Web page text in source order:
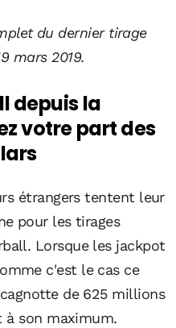
du dernier tirage
mars 2019.
depuis la
votre part des
étrangers tentent leur
pour les tirages
Lorsque les jackpot
c'est le cas ce
de 625 millions
à son maximum.